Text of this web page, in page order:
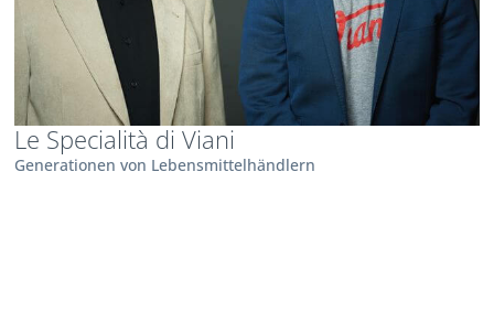
Le Specialità di Viani
Generationen von Lebensmittelhändlern